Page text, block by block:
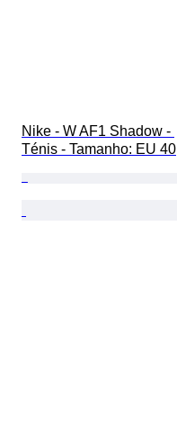
Nike - W AF1 Shadow -
Ténis - Tamanho: EU 40